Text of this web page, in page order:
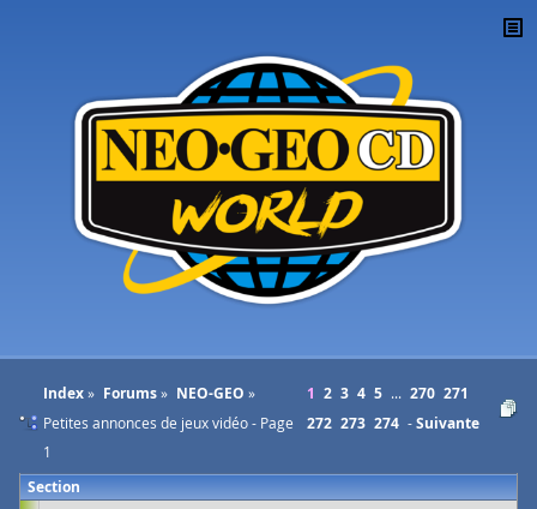
Index Forums NEO-GEO
Petites annonces de jeux vidéo - Page
1
1 2 3 4 5 ... 270 271
272 273 274 Suivante
Section